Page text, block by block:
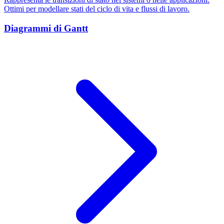
Ottimi per modellare stati del ciclo di vita e flussi di lavoro.
Diagrammi di Gantt